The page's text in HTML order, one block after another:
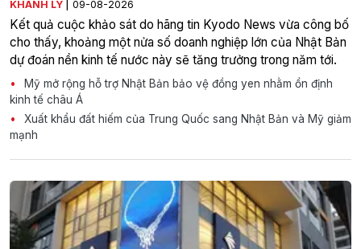
KHÁNH LY 09-08-2026
Kết quả cuộc khảo sát do hãng tin Kyodo News vừa công bố
cho thấy, khoảng một nửa số doanh nghiệp lớn của Nhật Bản
dự đoán nền kinh tế nước này sẽ tăng trưởng trong năm tới.
Mỹ mở rộng hỗ trợ Nhật Bản bảo vệ đồng yen nhằm ổn định
kinh tế châu Á
Xuất khẩu đất hiếm của Trung Quốc sang Nhật Bản và Mỹ giảm
mạnh